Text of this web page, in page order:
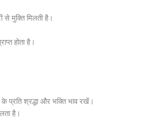
से मुक्ति मिलती है।
होता है।
के प्रति श्रद्धा और भक्ति भाव रखें।
है।